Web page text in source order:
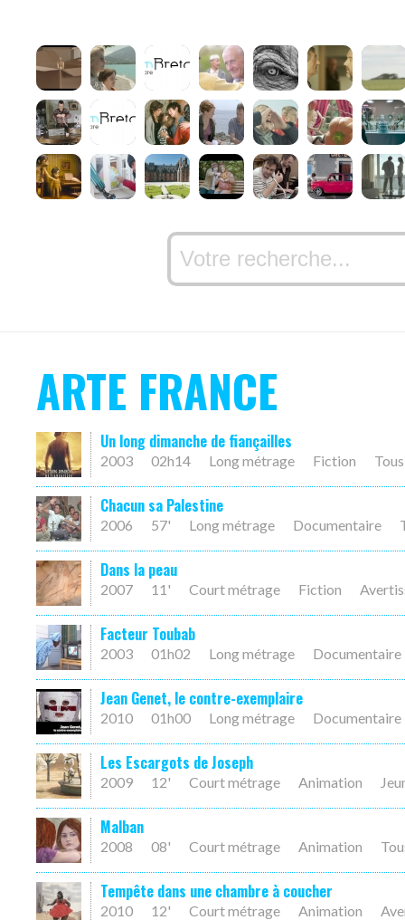
ARTE FRANCE
Un long dimanche de fiançailles
2003 02h14 Long métrage Fiction
Chacun sa Palestine
2006 57' Long métrage Documentaire
Dans la peau
2007 11' Court métrage Fiction
Facteur Toubab
2003 01h02 Long métrage Documentaire
Jean Genet, le contre-exemplaire
2010 01h00 Long métrage Documentaire
Les Escargots de Joseph
2009 12' Court métrage Animation
Malban
2008 08' Court métrage Animation
Tempête dans une chambre à coucher
2010 12' Court métrage Animation